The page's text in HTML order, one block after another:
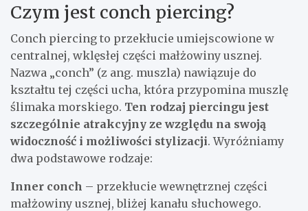
Czym jest conch piercing?
Conch piercing to przekłucie umiejscowione w
centralnej, wklęsłej części małżowiny usznej.
Nazwa „conch” (z ang. muszla) nawiązuje do
kształtu tej części ucha, która przypomina muszlę
ślimaka morskiego. Ten rodzaj piercingu jest
szczególnie atrakcyjny ze względu na swoją
widoczność i możliwości stylizacji. Wyróżniamy
dwa podstawowe rodzaje:
Inner conch – przekłucie wewnętrznej części
małżowiny usznej, bliżej kanału słuchowego.